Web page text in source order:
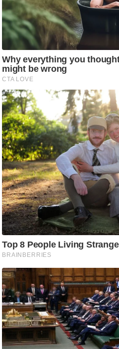
य
प
र
स
मी
क्षा
ध
र्म
ज्यो
ति
ष
प्र
भु
म
हि
मा
/
ध
र्म
ल
व्र
त
त्यो
हा
र